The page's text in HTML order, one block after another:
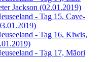
Jackson (02.01.2019)
- Tag 15, Cave-
- Tag 16, Kiwis,
- Tag 17, Māori